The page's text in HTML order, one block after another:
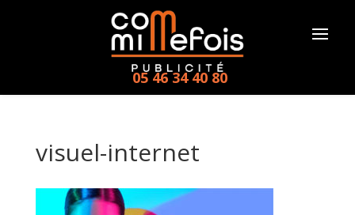
05 46 34 40 80
visuel-internet